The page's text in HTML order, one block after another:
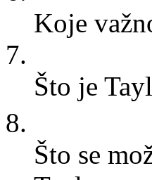
Koje
7.
Što je
8.
Što se